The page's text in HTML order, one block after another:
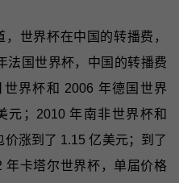
世界杯在中国的转播费，
法国世界杯，中国的转播费
界杯和 2006 年德国世界
元；2010 年南非世界杯和
涨到了 1.15 亿美元；到了
年卡塔尔世界杯，单届价格